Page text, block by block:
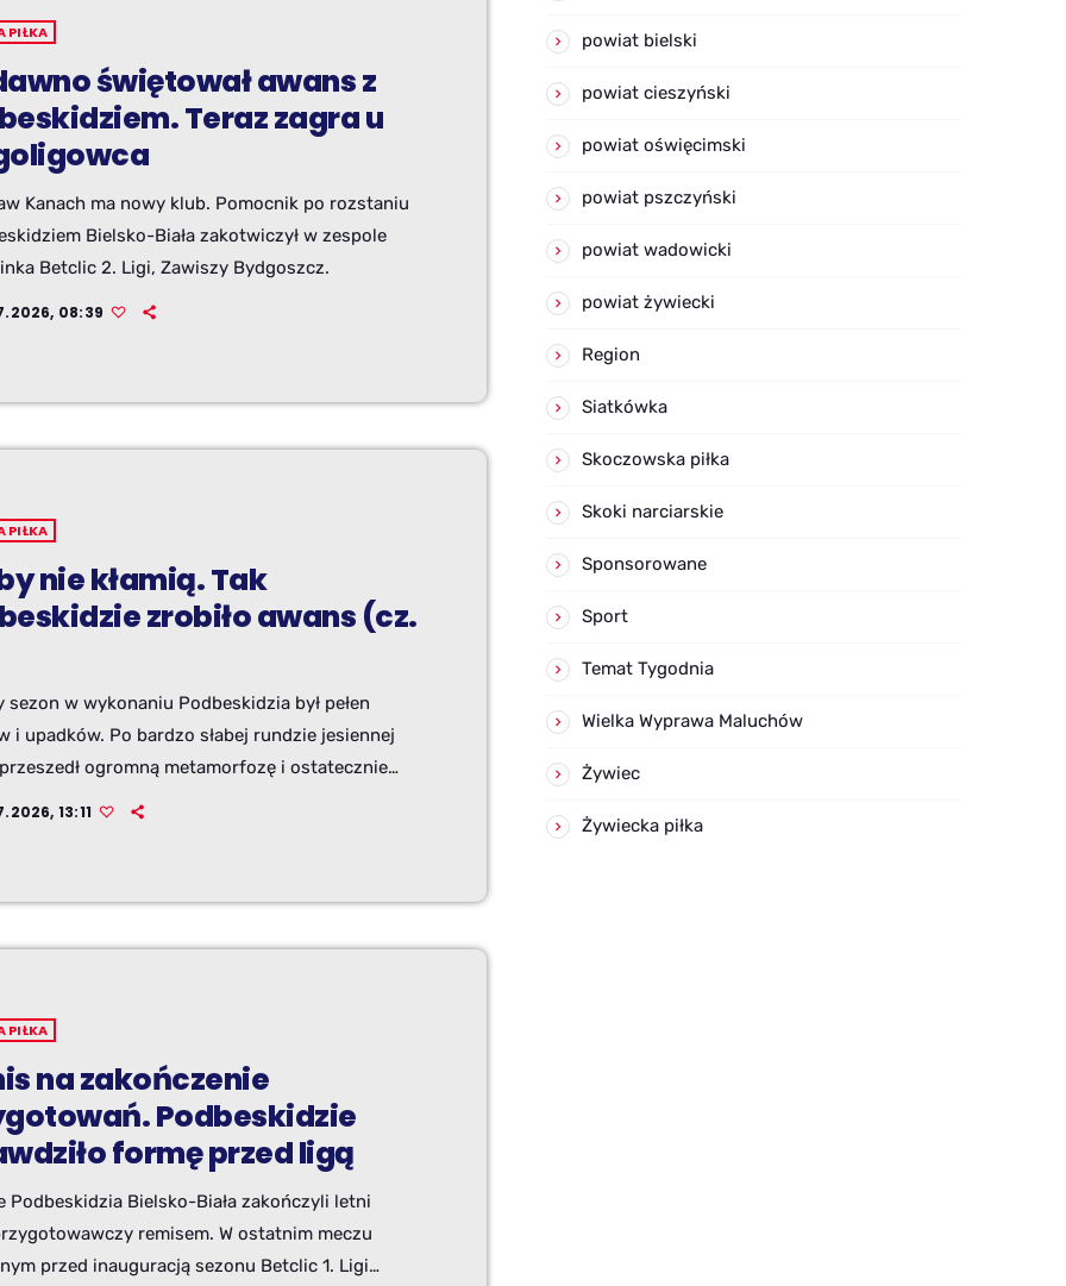
PIŁKA
świętował awans z
Teraz zagra u
Kanach ma nowy klub. Pomocnik po rozstaniu
Bielsko-Biała zakotwiczył w zespole
Betclic 2. Ligi, Zawiszy Bydgoszcz.
08:39
PIŁKA
nie kłamią. Tak
zrobiło awans (cz.
sezon w wykonaniu Podbeskidzia był pełen
i upadków. Po bardzo słabej rundzie jesiennej
ogromną metamorfozę i ostatecznie
awans po barażach. Letnia przerwa to dobry
13:11
PIŁKA
na zakończenie
Podbeskidzie
formę przed ligą
Podbeskidzia Bielsko-Biała zakończyli letni
remisem. W ostatnim meczu
przed inauguracją sezonu Betclic 1. Ligi
powiat bielski
powiat cieszyński
powiat oświęcimski
powiat pszczyński
powiat wadowicki
powiat żywiecki
Region
Siatkówka
Skoczowska piłka
Skoki narciarskie
Sponsorowane
Sport
Temat Tygodnia
Wielka Wyprawa Maluchów
Żywiec
Żywiecka piłka